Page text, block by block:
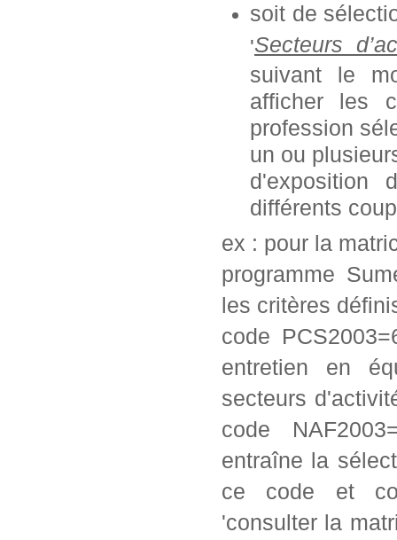
soit de
'Secteurs
suivant le
afficher les
profession
un ou
d'exposition
différents
ex : pour la
programme
les critères
code
entretien en
secteurs
code
entraîne la
ce code et
'consulter la